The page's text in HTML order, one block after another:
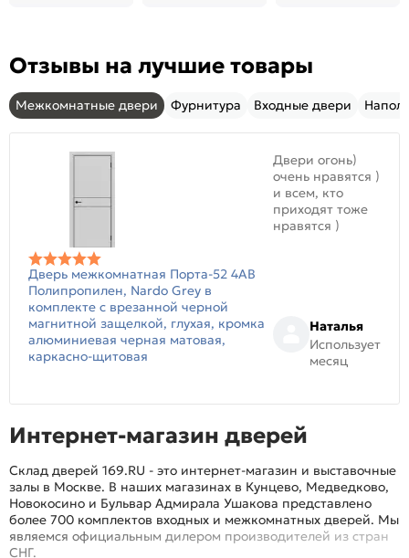
Отзывы на лучшие товары
Межкомнатные двери Фурнитура Входные двери
Дверь межкомнатная Порта-52 4AB
Полипропилен, Nardo Grey в
комплекте с врезанной черной
магнитной защелкой, глухая, кромка
алюминиевая черная матовая,
каркасно-щитовая
Двери огонь)
очень нравятся )
и всем, кто
приходят тоже
нравятся )
Наталья
Использует
месяц
Интернет-магазин дверей
Склад дверей 169.RU - это интернет-магазин и выставочные
залы в Москве. В наших магазинах в Кунцево, Медведково,
Новокосино и Бульвар Адмирала Ушакова представлено
более 700 комплектов входных и межкомнатных дверей. Мы
являемся официальным дилером производителей из стран
СНГ.